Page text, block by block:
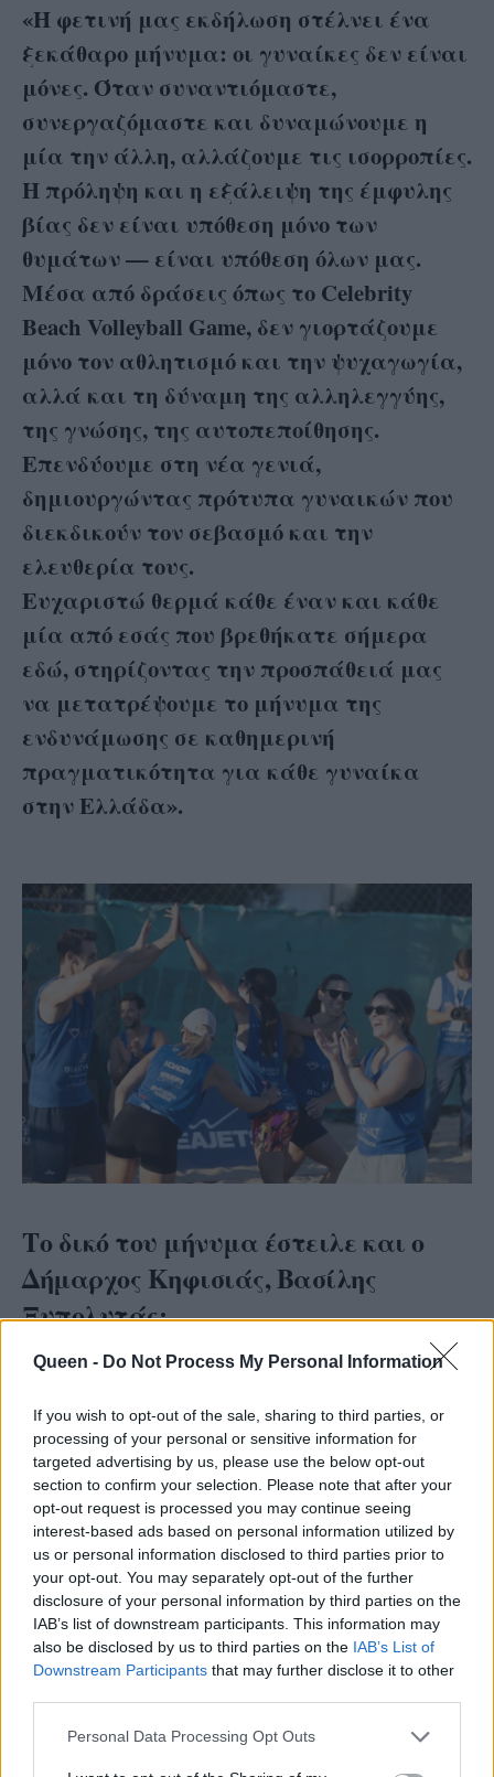
Queen - Do Not Process My Personal Information
If you wish to opt-out of the sale, sharing to third parties, or
processing of your personal or sensitive information for
targeted advertising by us, please use the below opt-out
section to confirm your selection. Please note that after your
opt-out request is processed you may continue seeing
interest-based ads based on personal information utilized by
us or personal information disclosed to third parties prior to
your opt-out. You may separately opt-out of the further
disclosure of your personal information by third parties on the
IAB’s list of downstream participants. This information may
also be disclosed by us to third parties on the IAB’s List of
Downstream Participants that may further disclose it to other
Personal Data Processing Opt Outs
«Η φετινή μας εκδήλωση στέλνει ένα
ξεκάθαρο μήνυμα: οι γυναίκες δεν είναι
μόνες. Όταν συναντιόμαστε,
συνεργαζόμαστε και δυναμώνουμε η
μία την άλλη, αλλάζουμε τις ισορροπίες.
Η πρόληψη και η εξάλειψη της έμφυλης
βίας δεν είναι υπόθεση μόνο των
θυμάτων — είναι υπόθεση όλων μας.
Μέσα από δράσεις όπως το Celebrity
Beach Volleyball Game, δεν γιορτάζουμε
μόνο τον αθλητισμό και την ψυχαγωγία,
αλλά και τη δύναμη της αλληλεγγύης,
της γνώσης, της αυτοπεποίθησης.
Επενδύουμε στη νέα γενιά,
δημιουργώντας πρότυπα γυναικών που
διεκδικούν τον σεβασμό και την
ελευθερία τους.
Ευχαριστώ θερμά κάθε έναν και κάθε
μία από εσάς που βρεθήκατε σήμερα
εδώ, στηρίζοντας την προσπάθειά μας
να μετατρέψουμε το μήνυμα της
ενδυνάμωσης σε καθημερινή
πραγματικότητα για κάθε γυναίκα
στην Ελλάδα».
Το δικό του μήνυμα έστειλε και ο
Δήμαρχος Κηφισιάς, Βασίλης
Ξυπολυτάς:
«Για άλλη μία φορά, είχαμε την τιμή να
στο πλαίσιο μίας ακόμη αθλητικής δράσης με
κοινωνικό πρόσημο. Θερμά συγχαρητήρια
στους διοργανωτές για την αφοσίωση και τη
συνέπειά τους, αλλά και για τα ουσιαστικά
μηνύματα που προωθούν όλα αυτά τα χρόνια
μέσα από το έργο τους.
Ο Δήμος Κηφισιάς, μέσω των Κοινωνικών
Υπηρεσιών, της ΔΕΠΙΣ και σε στενή
πόλης μας, υλοποιεί διαρκώς δράσεις